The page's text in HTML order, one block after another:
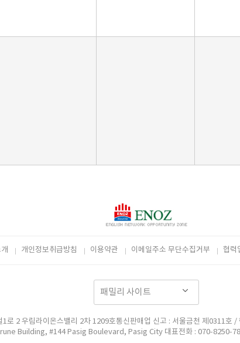
개인정보취급방침 이용약관 이메일주소 무단수집거부 협력
로 2 우림라이온스밸리 2차 1209호통신판매업 신고 : 서울금천 제0311호
Building, #144 Pasig Boulevard, Pasig City 대표전화 : 070-8250-